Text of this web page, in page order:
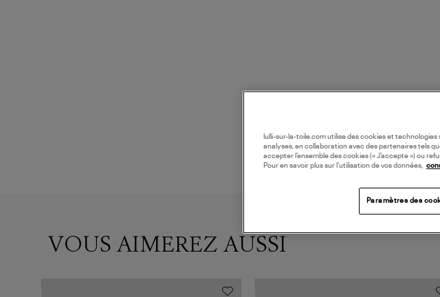
VOUS AIMEREZ AUSSI
lulli-sur-la-toile.com utilise des cookies et
analyses, en collaboration avec des partenaires tels
accepter l’ensemble des cookies (« J’accepte ») ou
Pour en savoir plus sur l’utilisation de vos données,
Paramètres des